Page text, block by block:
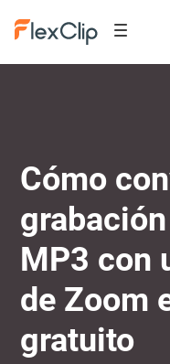
Cómo
MP3 con
de Zoom
gratuito